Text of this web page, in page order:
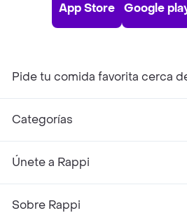
App Store Google
Pide tu comida favorita cerca
Categorías
Únete a Rappi
Sobre Rappi